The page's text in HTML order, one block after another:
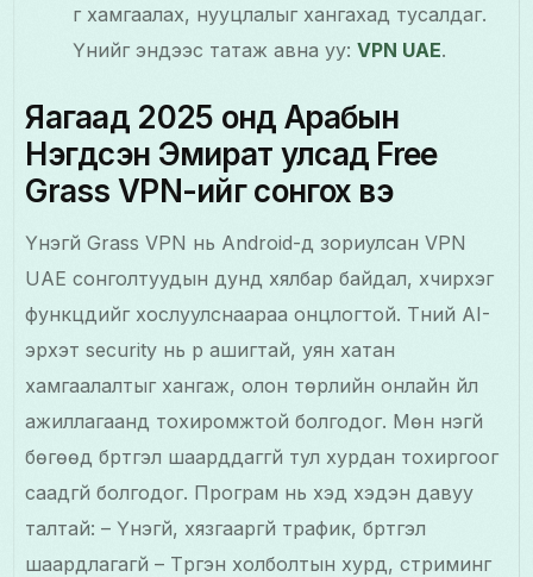
г хамгаалах, нууцлалыг хангахад тусалдаг.
Үүнийг эндээс татаж авна уу:VPN UAE.
Яагаад 2025 онд Арабын
Нэгдсэн Эмират улсад Free
Grass VPN-ийг сонгох вэ
Үнэгүй Grass VPN нь Android-д зориулсан VPN
UAE сонголтуудын дунд хялбар байдал, хүчирхэг
функцүүдийг хослуулснаараа онцлогтой. Түүний AI-
эрхэт security нь үр ашигтай, уян хатан
хамгаалалтыг хангаж, олон төрлийн онлайн үйл
ажиллагаанд тохиромжтой болгодог. Мөн үнэгүй
бөгөөд бүртгэл шаарддаггүй тул хурдан тохиргоог
саадгүй болгодог. Програм нь хэд хэдэн давуу
талтай: – Үнэгүй, хязгааргүй трафик, бүртгэл
шаардлагагүй – Түргэн холболтын хурд, стриминг